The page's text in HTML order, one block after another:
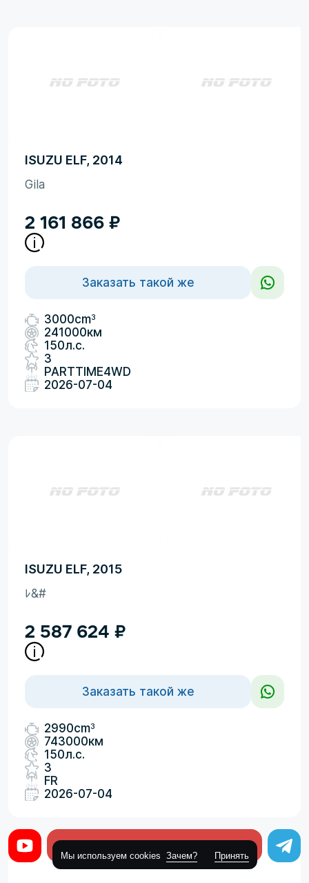
ISUZU ELF, 2014
Gila
2 161 866 ₽
Заказать такой же
3000cm3
241000км
150л.с.
3
PARTTIME4WD
2026-07-04
ISUZU ELF, 2015
ﾚ&#
2 587 624 ₽
Заказать такой же
2990cm3
743000км
150л.с.
3
FR
2026-07-04
Мы используем cookies Зачем? Принять